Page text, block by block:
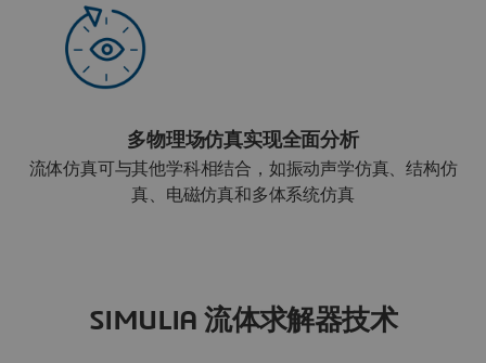
多物理场仿真实现全面分析
流体仿真可与其他学科相结合，如振动声学仿真、结构仿
真、电磁仿真和多体系统仿真
SIMULIA 流体求解器技术